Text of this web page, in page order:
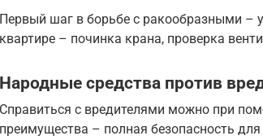
Первый шаг в борьбе с ракообразными –
квартире – починка крана, проверка
Народные средства против
Справиться с вредителями можно при
преимущества – полная безопасность